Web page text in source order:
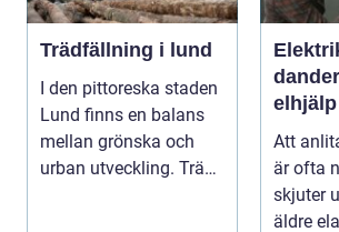
Trädfällning i lund
I den pittoreska staden
Lund finns en balans
mellan grönska och
urban utveckling. Träd
danderyd
företag
Att
är ofta
skjuter
äldre